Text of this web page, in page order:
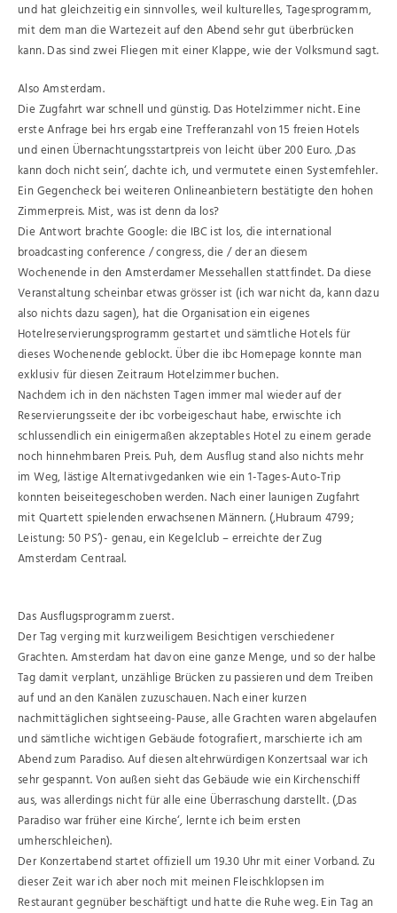
und hat gleichzeitig ein sinnvolles, weil kulturelles, Tagesprogramm,
mit dem man die Wartezeit auf den Abend sehr gut überbrücken
kann. Das sind zwei Fliegen mit einer Klappe, wie der Volksmund sagt.
Also Amsterdam.
Die Zugfahrt war schnell und günstig. Das Hotelzimmer nicht. Eine
erste Anfrage bei hrs ergab eine Trefferanzahl von 15 freien Hotels
und einen Übernachtungsstartpreis von leicht über 200 Euro. ‚Das
kann doch nicht sein‘, dachte ich, und vermutete einen Systemfehler.
Ein Gegencheck bei weiteren Onlineanbietern bestätigte den hohen
Zimmerpreis. Mist, was ist denn da los?
Die Antwort brachte Google: die IBC ist los, die international
broadcasting conference / congress, die / der an diesem
Wochenende in den Amsterdamer Messehallen stattfindet. Da diese
Veranstaltung scheinbar etwas grösser ist (ich war nicht da, kann dazu
also nichts dazu sagen), hat die Organisation ein eigenes
Hotelreservierungsprogramm gestartet und sämtliche Hotels für
dieses Wochenende geblockt. Über die ibc Homepage konnte man
exklusiv für diesen Zeitraum Hotelzimmer buchen.
Nachdem ich in den nächsten Tagen immer mal wieder auf der
Reservierungsseite der ibc vorbeigeschaut habe, erwischte ich
schlussendlich ein einigermaßen akzeptables Hotel zu einem gerade
noch hinnehmbaren Preis. Puh, dem Ausflug stand also nichts mehr
im Weg, lästige Alternativgedanken wie ein 1-Tages-Auto-Trip
konnten beiseitegeschoben werden. Nach einer launigen Zugfahrt
mit Quartett spielenden erwachsenen Männern. (‚Hubraum 4799;
Leistung: 50 PS‘)- genau, ein Kegelclub – erreichte der Zug
Amsterdam Centraal.
Das Ausflugsprogramm zuerst.
Der Tag verging mit kurzweiligem Besichtigen verschiedener
Grachten. Amsterdam hat davon eine ganze Menge, und so der halbe
Tag damit verplant, unzählige Brücken zu passieren und dem Treiben
auf und an den Kanälen zuzuschauen. Nach einer kurzen
nachmittäglichen sightseeing-Pause, alle Grachten waren abgelaufen
und sämtliche wichtigen Gebäude fotografiert, marschierte ich am
Abend zum Paradiso. Auf diesen altehrwürdigen Konzertsaal war ich
sehr gespannt. Von außen sieht das Gebäude wie ein Kirchenschiff
aus, was allerdings nicht für alle eine Überraschung darstellt. (‚Das
Paradiso war früher eine Kirche‘, lernte ich beim ersten
umherschleichen).
Der Konzertabend startet offiziell um 19.30 Uhr mit einer Vorband. Zu
dieser Zeit war ich aber noch mit meinen Fleischklopsen im
Restaurant gegnüber beschäftigt und hatte die Ruhe weg. Ein Tag an